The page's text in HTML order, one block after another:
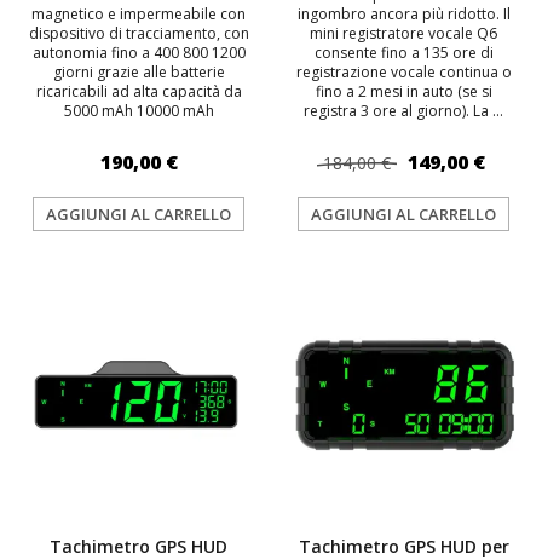
magnetico e impermeabile con
dispositivo di tracciamento, con
autonomia fino a 400 800 1200
giorni grazie alle batterie
ricaricabili ad alta capacità da
5000 mAh 10000 mAh
190,00 €
AGGIUNGI AL CARRELLO
ingombro ancora più ridotto. Il
mini registratore vocale Q6
consente fino a 135 ore di
registrazione vocale continua o
fino a 2 mesi in auto (se si
registra 3 ore al giorno). La ...
184,00 € 149,00 €
AGGIUNGI AL CARRELLO
Tachimetro GPS HUD
Tachimetro GPS HUD per